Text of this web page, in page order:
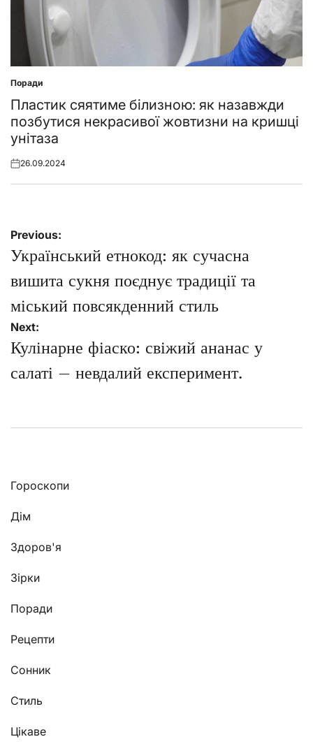
Posted
in
Поради
Пластик сяятиме білизною: як назавжди
позбутися некрасивої жовтизни на кришці
унітаза
Posted
26.09.2024
Навігація
записів
Previous:
Український етнокод: як сучасна
вишита сукня поєднує традиції та
міський повсякденний стиль
Next:
Кулінарне фіаско: свіжий ананас у
салаті – невдалий експеримент.
Гороскопи
Дім
Здоров'я
Зірки
Поради
Рецепти
Сонник
Стиль
Цікаве